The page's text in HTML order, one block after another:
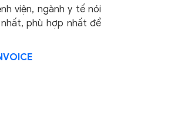
viện, ngành y tế nói
phù hợp nhất để